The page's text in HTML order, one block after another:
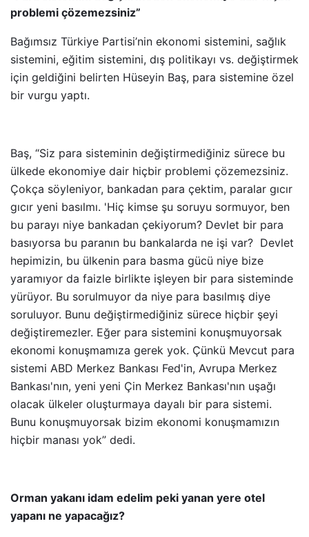
problemi çözemezsiniz”
Bağımsız Türkiye Partisi’nin ekonomi sistemini, sağlık
sistemini, eğitim sistemini, dış politikayı vs. değiştirmek
için geldiğini belirten Hüseyin Baş, para sistemine özel
bir vurgu yaptı.
Baş, “Siz para sisteminin değiştirmediğiniz sürece bu
ülkede ekonomiye dair hiçbir problemi çözemezsiniz.
Çokça söyleniyor, bankadan para çektim, paralar gıcır
gıcır yeni basılmı. 'Hiç kimse şu soruyu sormuyor, ben
bu parayı niye bankadan çekiyorum? Devlet bir para
basıyorsa bu paranın bu bankalarda ne işi var? Devlet
hepimizin, bu ülkenin para basma gücü niye bize
yaramıyor da faizle birlikte işleyen bir para sisteminde
yürüyor. Bu sorulmuyor da niye para basılmış diye
soruluyor. Bunu değiştirmediğiniz sürece hiçbir şeyi
değiştiremezler. Eğer para sistemini konuşmuyorsak
ekonomi konuşmamıza gerek yok. Çünkü Mevcut para
sistemi ABD Merkez Bankası Fed'in, Avrupa Merkez
Bankası'nın, yeni yeni Çin Merkez Bankası'nın uşağı
olacak ülkeler oluşturmaya dayalı bir para sistemi.
Bunu konuşmuyorsak bizim ekonomi konuşmamızın
hiçbir manası yok” dedi.
Orman yakanı idam edelim peki yanan yere otel
yapanı ne yapacağız?